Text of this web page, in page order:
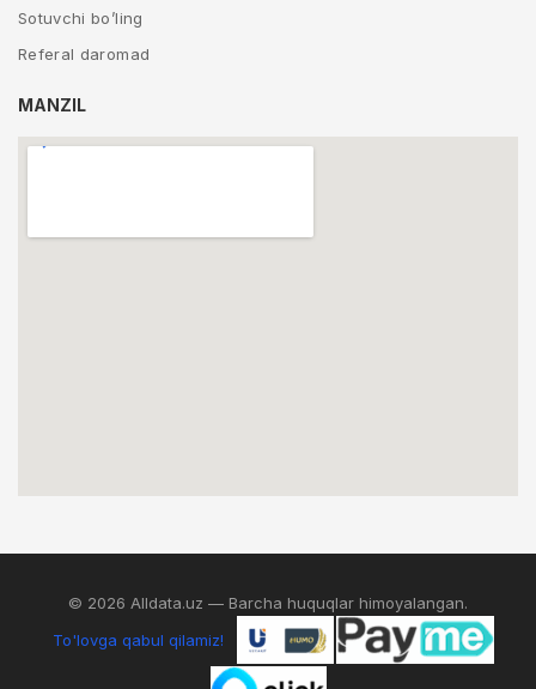
Sotuvchi bo’ling
Referal daromad
MANZIL
© 2026 Alldata.uz — Barcha huquqlar himoyalangan.
To'lovga qabul qilamiz!